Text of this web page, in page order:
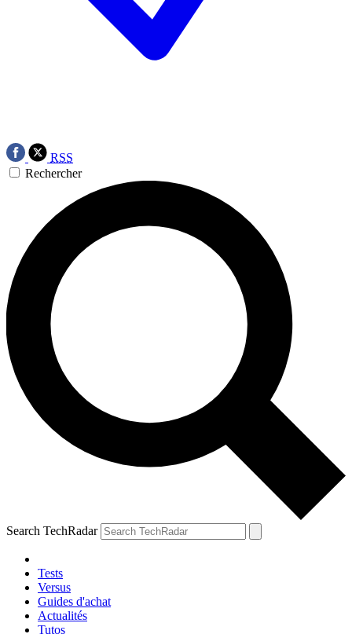
RSS
Rechercher
Search TechRadar
Tests
Versus
Guides d'achat
Actualités
Tutos